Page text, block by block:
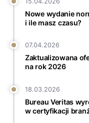
Nowe wydanie
i ile masz czasu?
07.04.2026
Zaktualizowana
na rok 2026
18.03.2026
Bureau Veritas
w certyfikacji